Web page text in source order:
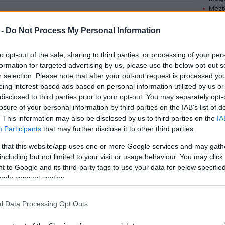
Do Not Process My Personal Information
opt-out of the sale, sharing to third parties, or processing of your
for targeted advertising by us, please use the below opt-out
selection. Please note that after your opt-out request is processed
interest-based ads based on personal information utilized by us
to third parties prior to your opt-out. You may separately
of your personal information by third parties on the IAB’s list of
This information may also be disclosed by us to third parties on the
Participants that may further disclose it to other third parties.
that this website/app uses one or more Google services and may
but not limited to your visit or usage behaviour. You may
to Google and its third-party tags to use your data for below
consent section.
Data Processing Opt Outs
években kifejtett hatását, illetve a
be a hallei Beatles-múzeum különleges
You Need Is
éppen az
elleni
munkájuk
felvételeket
szinte az egész világon. Walter Ulbricht, az NDK
azonban a Beatles, illetve a zenekar rajongóinak
szálka volt. A berlini fal felépítése után meg